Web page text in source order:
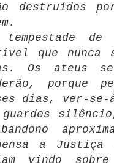
destruídos
tempestade
que nunca
Os ateus
porque
dias, ver-
guardes
a
vindo